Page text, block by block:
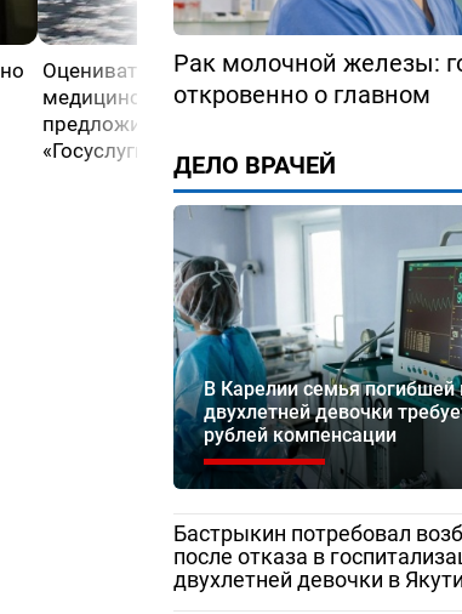
Оценивать качество
медицинской помощи
предложили через портал
«Госуслуги»
«Жаловаться
женщина сняла
больнице
Рак молочной железы:
откровенно о главном
ДЕЛО ВРАЧЕЙ
В Карелии семья погибшей
двухлетней девочки
рублей компенсации
Бастрыкин потребовал
после отказа в
двухлетней девочки в